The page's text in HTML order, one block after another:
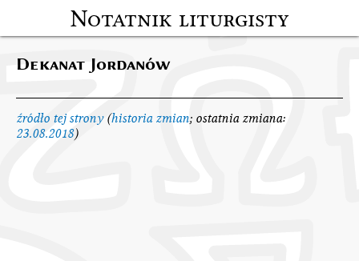
Notatnik liturgisty
Dekanat Jordanów
źródło tej strony(historia zmian; ostatnia zmiana:
23.08.2018)